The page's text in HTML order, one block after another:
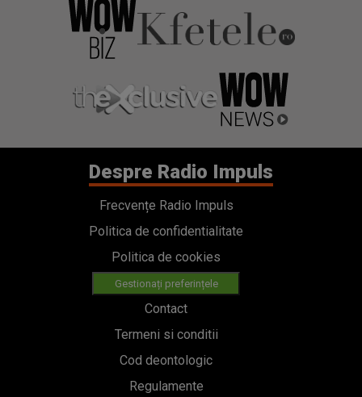
Despre Radio Impuls
Frecvențe Radio Impuls
Politica de confidentialitate
Politica de cookies
Gestionați preferințele
Contact
Termeni si conditii
Cod deontologic
Regulamente